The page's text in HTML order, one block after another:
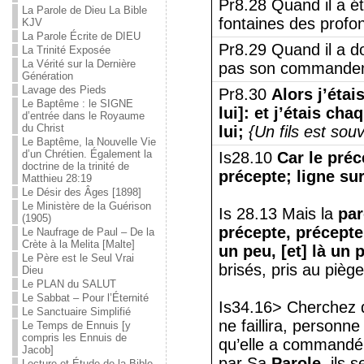
La Parole de Dieu La Bible
KJV
La Parole Écrite de DIEU
La Trinité Exposée
La Vérité sur la Dernière
Génération
Lavage des Pieds
Le Baptême : le SIGNE
d’entrée dans le Royaume
du Christ
Le Baptême, la Nouvelle Vie
d’un Chrétien. Également la
doctrine de la trinité de
Matthieu 28:19
Le Désir des Âges [1898]
Le Ministère de la Guérison
(1905)
Le Naufrage de Paul – De la
Crète à la Melita [Malte]
Le Père est le Seul Vrai
Dieu
Le PLAN du SALUT
Le Sabbat – Pour l’Éternité
Le Sanctuaire Simplifié
Le Temps de Ennuis [y
compris les Ennuis de
Jacob]
Pr8.28 Quand il a
fontaines des
Pr8.29 Quand il a
pas son
Pr8.30 Alors
lui]: et j’étais
lui; {Un fils est
Is28.10 Car le
précepte;
ligne
Is 28.13 Mais la
précepte,
un peu, [et] là un
brisés, pris au
Is34.16> Cherchez
ne faillira,
qu’elle a